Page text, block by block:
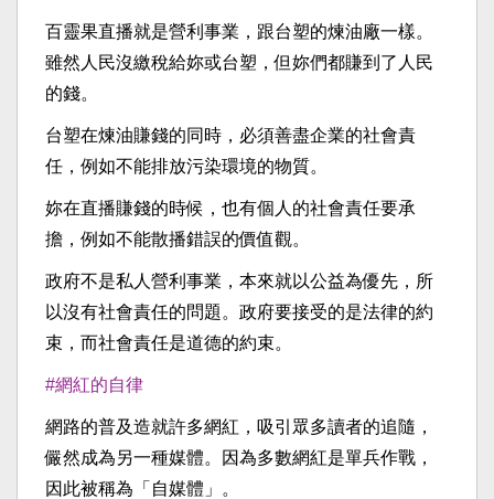
百靈果直播就是營利事業，跟台塑的煉油廠一樣。
雖然人民沒繳稅給妳或台塑，但妳們都賺到了人民
的錢。
台塑在煉油賺錢的同時，必須善盡企業的社會責
任，例如不能排放污染環境的物質。
妳在直播賺錢的時候，也有個人的社會責任要承
擔，例如不能散播錯誤的價值觀。
政府不是私人營利事業，本來就以公益為優先，所
以沒有社會責任的問題。政府要接受的是法律的約
束，而社會責任是道德的約束。
#網紅的自律
網路的普及造就許多網紅，吸引眾多讀者的追隨，
儼然成為另一種媒體。因為多數網紅是單兵作戰，
因此被稱為「自媒體」。